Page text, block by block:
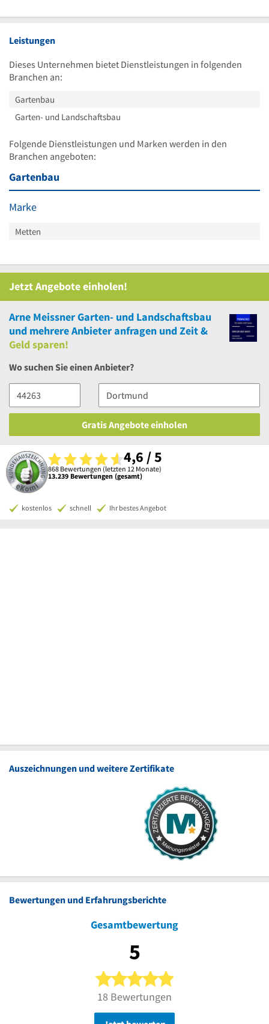
Leistungen
Dieses Unternehmen bietet Dienstleistungen in folgenden
Branchen an:
Gartenbau
Garten- und Landschaftsbau
Folgende Dienstleistungen und Marken werden in den
Branchen angeboten:
Gartenbau
Marke
Metten
Jetzt Angebote einholen!
Arne Meissner Garten- und Landschaftsbau
und mehrereAnbieter anfragen und Zeit &
Geld sparen!
Wo suchen Sie einen Anbieter?
Gratis Angebote einholen
4,6 / 5
868 Bewertungen (letzten 12 Monate)
13.239 Bewertungen (gesamt)
kostenlos schnell Ihr bestes Angebot
Auszeichnungen und weitere Zertifikate
Bewertungen und Erfahrungsberichte
Gesamtbewertung
5
5 von 5 Sternen
18 Bewertungen